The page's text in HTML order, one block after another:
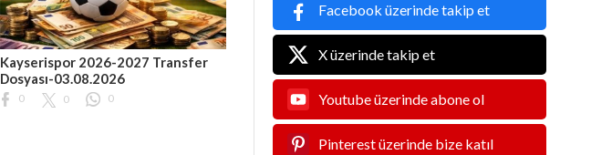
Kayserispor 2026-2027 Transfer
Dosyası-03.08.2026
0 0 0
Facebook üzerinde takip et
X üzerinde takip et
Youtube üzerinde abone ol
Pinterest üzerinde bize katıl